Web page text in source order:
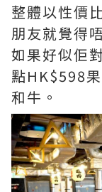
整體以性價
朋友就覺得
如果好似佢
點HK$598
和牛。